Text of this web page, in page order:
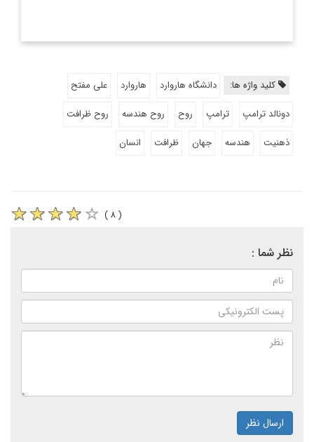
کلید واژه ها: دانشگاه هاروارد هاروارد
علی مفتح
دونالد ترامپ
ترامپ روح روح هندسه
روح ظرافت
ذهنیت
هندسه جهان ظرافت انسان
( ۸ )
نظر شما :
ارسال نظر